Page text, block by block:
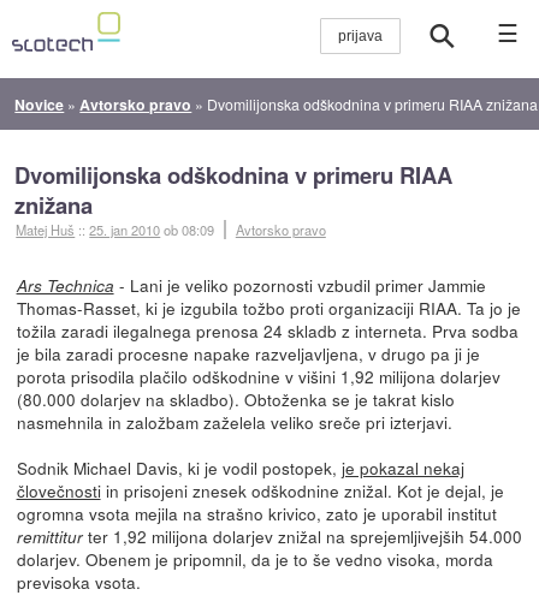
☰
Novice » Avtorsko pravo » Dvomilijonska odškodnina v primeru RIAA znižana
Dvomilijonska odškodnina v primeru RIAA
znižana
Matej Huš ::25. jan 2010ob 08:09 Avtorsko pravo
Ars Technica - Lani je veliko pozornosti vzbudil primer Jammie
Thomas-Rasset, ki je izgubila tožbo proti organizaciji RIAA. Ta jo je
tožila zaradi ilegalnega prenosa 24 skladb z interneta. Prva sodba
je bila zaradi procesne napake razveljavljena, v drugo pa ji je
porota prisodila plačilo odškodnine v višini 1,92 milijona dolarjev
(80.000 dolarjev na skladbo). Obtoženka se je takrat kislo
nasmehnila in založbam zaželela veliko sreče pri izterjavi.
Sodnik Michael Davis, ki je vodil postopek, je pokazal nekaj
človečnostiin prisojeni znesek odškodnine znižal. Kot je dejal, je
ogromna vsota mejila na strašno krivico, zato je uporabil institut
remittiturter 1,92 milijona dolarjev znižal na sprejemljivejših 54.000
dolarjev. Obenem je pripomnil, da je to še vedno visoka, morda
previsoka vsota.